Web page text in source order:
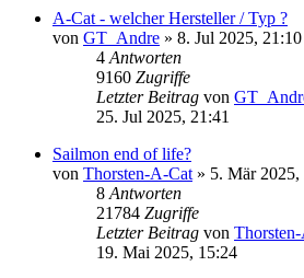
A-Cat - welcher Hersteller / Typ ?
von GT_Andre » 8. Jul 2025, 21:10
4 Antworten
9160 Zugriffe
Letzter Beitrag von
25. Jul 2025, 21:41
Sailmon end of life?
von Thorsten-A-Cat » 5. Mär 2025,
8 Antworten
21784 Zugriffe
Letzter Beitrag von
19. Mai 2025, 15:24